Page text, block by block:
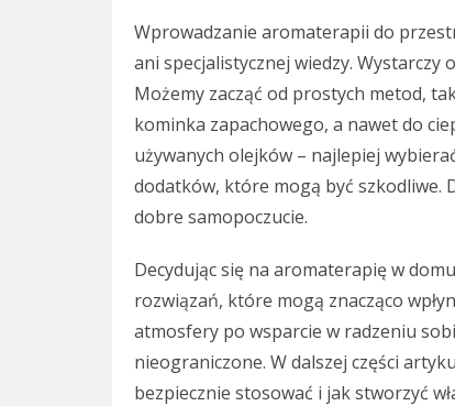
Wprowadzanie aromaterapii do
ani specjalistycznej wiedzy.
Możemy zacząć od prostych metod,
kominka zapachowego, a nawet do
używanych olejków – najlepiej
dodatków, które mogą być szkodliwe.
dobre samopoczucie.
Decydując się na aromaterapię w
rozwiązań, które mogą znacząco
atmosfery po wsparcie w radzeniu
nieograniczone. W dalszej części
bezpiecznie stosować i jak stworzyć